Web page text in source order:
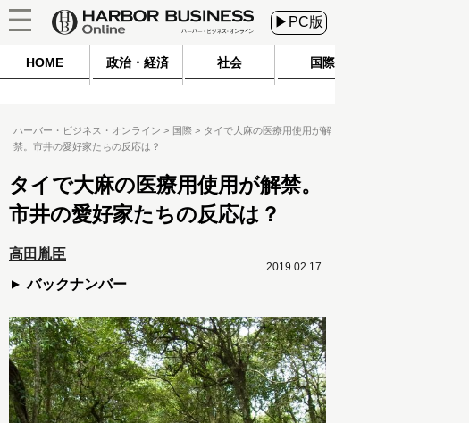
▶PC版
HOME 政治・経済 社会 国際
ハーバー・ビジネス・オンライン 国際
タイで大麻の医療用使用が解
禁。市井の愛好家たちの反応は？
タイで大麻の医療用使用が解禁。
市井の愛好家たちの反応は？
高田胤臣
バックナンバー
2019.02.17